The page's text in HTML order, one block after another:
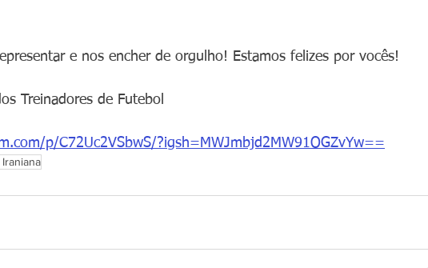
e nos encher de orgulho! Estamos felizes por vocês!
Treinadores de Futebol
p/C72Uc2VSbwS/?igsh=MWJmbjd2MW91OGZvYw==